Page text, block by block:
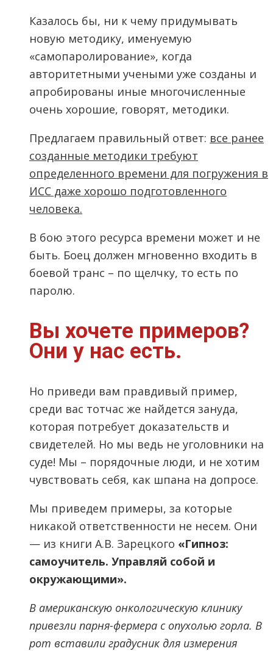
Казалось бы, ни к чему придумывать
новую методику, именуемую
«самопаролирование», когда
авторитетными учеными уже созданы и
апробированы иные многочисленные
очень хорошие, говорят, методики.
Предлагаем правильный ответ: все ранее
созданные методики требуют
определенного времени для погружения в
ИСС даже хорошо подготовленного
человека.
В бою этого ресурса времени может и не
быть. Боец должен мгновенно входить в
боевой транс – по щелчку, то есть по
паролю.
Вы хочете примеров?
Они у нас есть.
Но приведи вам правдивый пример,
среди вас тотчас же найдется зануда,
которая потребует доказательств и
свидетелей. Но мы ведь не уголовники на
суде! Мы – порядочные люди, и не хотим
чувствовать себя, как шпана на допросе.
Мы приведем примеры, за которые
никакой ответственности не несем. Они
— из книги А.В. Зарецкого «Гипноз:
самоучитель. Управляй собой и
окружающими».
В американскую онкологическую клинику
привезли парня-фермера с опухолью горла. В
рот вставили градусник для измерения